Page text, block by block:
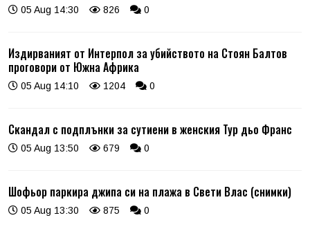
05 Aug 14:30 826 0
Издирваният от Интерпол за убийството на Стоян Балтов
проговори от Южна Африка
05 Aug 14:10 1204 0
Скандал с подплънки за сутиени в женския Тур дьо Франс
05 Aug 13:50 679 0
Шофьор паркира джипа си на плажа в Свети Влас (снимки)
05 Aug 13:30 875 0